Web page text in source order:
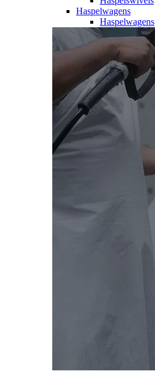
Haspelwagens
Haspelwagens